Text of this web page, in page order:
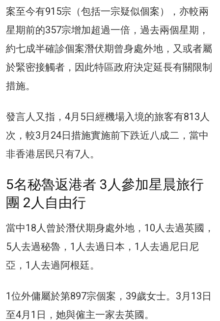
案至今有915宗（包括一宗疑似個案），亦較兩
星期前的357宗增加超過一倍，過去兩個星期，
約七成半確診個案潛伏期曾身處外地，又或者屬
於緊密接觸者，因此特區政府決定延長有關限制
措施。
發言人又指，4月5日經機場入境的旅客有813人
次，較3月24日措施實施前下跌近八成二，當中
非香港居民只有7人。
5名秘魯返港者 3人參加星晨旅行
團 2人自由行
當中18人曾於潛伏期身處外地，10人去過英國，
5人去過秘魯，1人去過日本，1人去過尼日尼
亞，1人去過阿根廷。
1位外傭屬於第897宗個案，39歲女士。3月13日
至4月1日，她與僱主一家去英國。